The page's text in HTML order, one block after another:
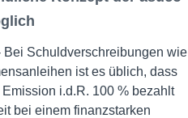
Bei Schuldverschreibungen wie
ist es üblich, dass
i.d.R. 100 % bezahlt
bei einem finanzstarken